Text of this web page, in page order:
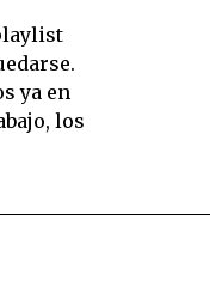
ya en
los